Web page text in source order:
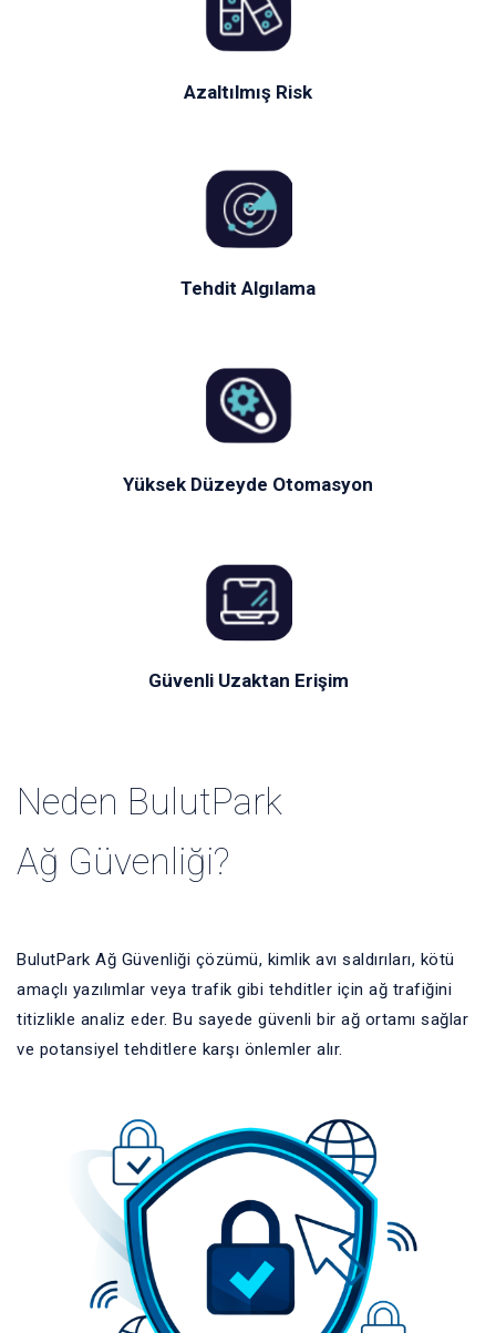
Azaltılmış Risk
Tehdit Algılama
Yüksek Düzeyde Otomasyon
Güvenli Uzaktan Erişim
Neden BulutPark
Ağ Güvenliği?
BulutPark Ağ Güvenliği çözümü, kimlik avı saldırıları, kötü
amaçlı yazılımlar veya trafik gibi tehditler için ağ trafiğini
titizlikle analiz eder. Bu sayede güvenli bir ağ ortamı sağlar
ve potansiyel tehditlere karşı önlemler alır.